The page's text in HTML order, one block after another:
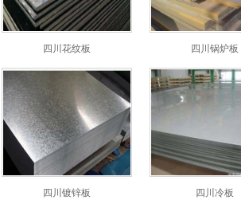
四川花纹板 四川锅炉板
四川镀锌板 四川冷板